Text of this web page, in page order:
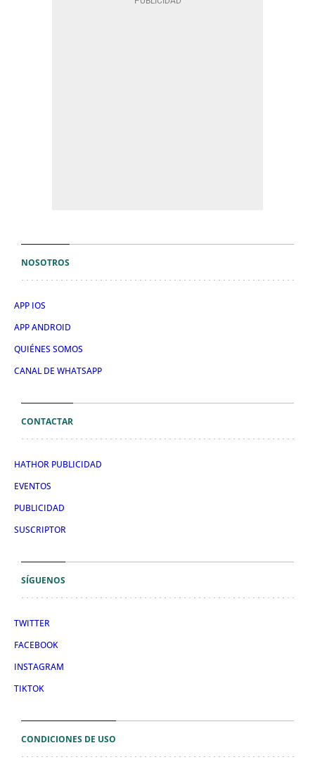
NOSOTROS
APP IOS
APP ANDROID
QUIÉNES SOMOS
CANAL DE WHATSAPP
CONTACTAR
HATHOR PUBLICIDAD
EVENTOS
PUBLICIDAD
SUSCRIPTOR
SÍGUENOS
TWITTER
FACEBOOK
INSTAGRAM
TIKTOK
CONDICIONES DE USO